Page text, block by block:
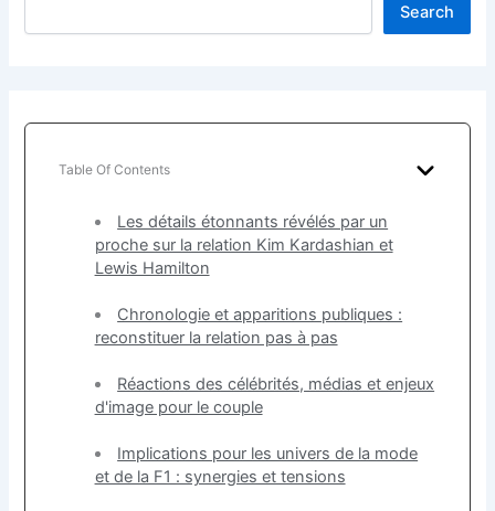
Search
Table Of Contents
Les détails étonnants révélés par un
proche sur la relation Kim Kardashian et
Lewis Hamilton
Chronologie et apparitions publiques :
reconstituer la relation pas à pas
Réactions des célébrités, médias et enjeux
d'image pour le couple
Implications pour les univers de la mode
et de la F1 : synergies et tensions